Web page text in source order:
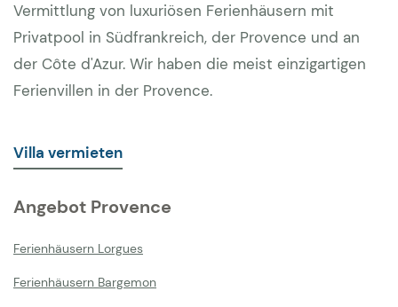
Vermittlung von luxuriösen Ferienhäusern mit
Privatpool in Südfrankreich, der Provence und an
der Côte d'Azur. Wir haben die meist einzigartigen
Ferienvillen in der Provence.
Villa vermieten
Angebot Provence
Ferienhäusern Lorgues
Ferienhäusern Bargemon